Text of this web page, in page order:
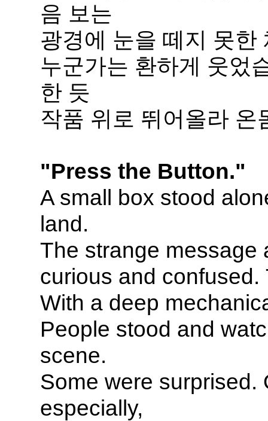
음 보는
광경에 눈을 떼지 못한
누군가는 환하게 웃었
한 듯
작품 위로 뛰어올라 온
"Press the Button."
A small box stood
land.
The strange message
curious and confused.
With a deep
People stood and
scene.
Some were surprised.
especially,